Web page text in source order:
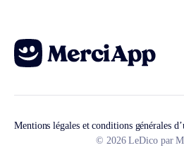
Mentions légales et conditions générales
© 2026 LeDico par